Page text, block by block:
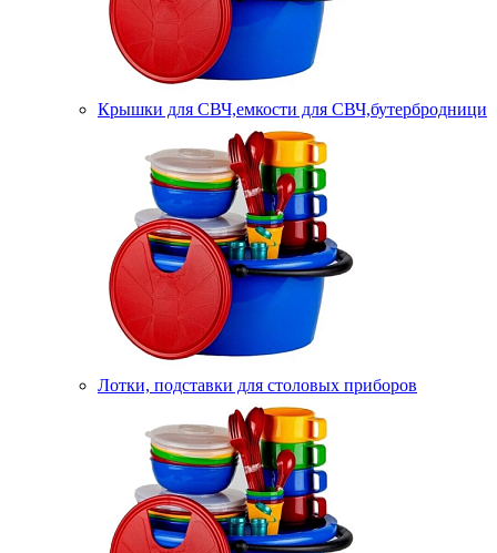
Крышки для СВЧ,емкости для СВЧ,бутербродници
Лотки, подставки для столовых приборов